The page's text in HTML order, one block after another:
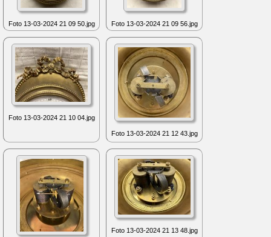
Foto 13-03-2024 21 09 50.jpg Foto 13-03-2024 21 09 56.jpg
Foto 13-03-2024 21 10 04.jpg
Foto 13-03-2024 21 12 43.jpg
Foto 13-03-2024 21 13 48.jpg